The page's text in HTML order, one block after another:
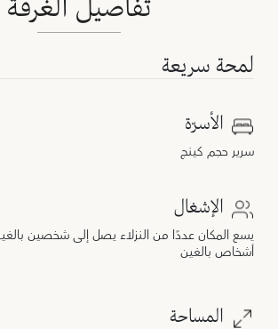
لمحة سريعة
الأسرّة
سرير حجم كينج
الإشغال
أشخاص بالغين
المساحة